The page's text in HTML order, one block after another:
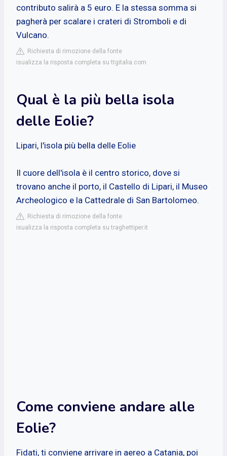
contributo salirà a 5 euro. E la stessa somma si
pagherà per scalare i crateri di Stromboli e di
Vulcano.
Richiesta di rimozione della fonte
isualizza la risposta completa su ttgitalia.com
Qual è la più bella isola
delle Eolie?
Lipari, l'isola più bella delle Eolie
Il cuore dell'isola è il centro storico, dove si
trovano anche il porto, il Castello di Lipari, il Museo
Archeologico e la Cattedrale di San Bartolomeo.
Richiesta di rimozione della fonte
isualizza la risposta completa su traghettiper.it
Come conviene andare alle
Eolie?
Fidati, ti conviene arrivare in aereo a Catania, poi